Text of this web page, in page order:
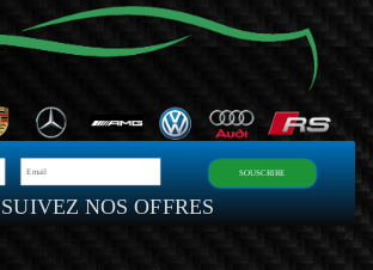
SUIVEZ NOS OFFRES
SOUSCRIRE